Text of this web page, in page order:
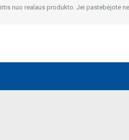
nuo realaus produkto. Jei pastebėjote